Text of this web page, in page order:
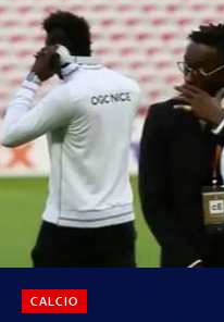
CALCIO